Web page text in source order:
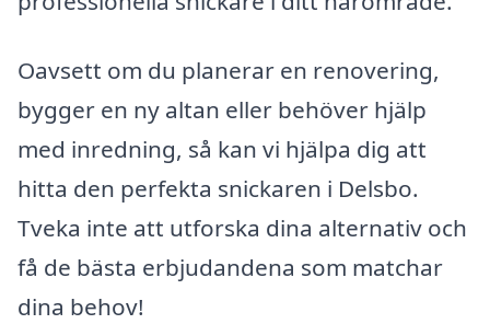
Oavsett om du planerar en renovering,
bygger en ny altan eller behöver hjälp
med inredning, så kan vi hjälpa dig att
hitta den perfekta snickaren i Delsbo.
Tveka inte att utforska dina alternativ och
få de bästa erbjudandena som matchar
dina behov!